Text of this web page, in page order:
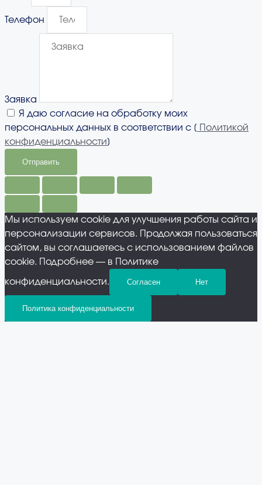
Телефон
Заявка
Я даю согласие на обработку моих
персональных данных в соответствии с [ Политикой
конфиденциальности]
Отправить
Мы используем cookie для улучшения работы сайта и
персонализации сервисов. Продолжая пользоваться
сайтом, вы соглашаетесь с использованием файлов
cookie. Подробнее — в Политике
конфиденциальности. Согласен Нет
Политика конфиденциальности